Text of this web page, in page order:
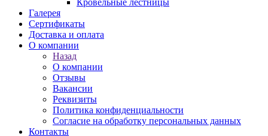
Кровельные лестницы
Галерея
Сертификаты
Доставка и оплата
О компании
Назад
О компании
Отзывы
Вакансии
Реквизиты
Политика конфиденциальности
Согласие на обработку персональных данных
Контакты